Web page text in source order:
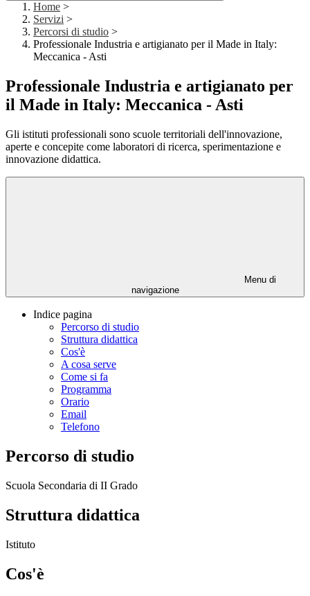
Home >
Servizi >
Percorsi di studio >
Professionale Industria e artigianato per il Made in Italy:
Meccanica - Asti
Professionale Industria e artigianato per
il Made in Italy: Meccanica - Asti
Gli istituti professionali sono scuole territoriali dell'innovazione,
aperte e concepite come laboratori di ricerca, sperimentazione e
innovazione didattica.
Menu di
navigazione
Indice pagina
Percorso di studio
Struttura didattica
Cos'è
A cosa serve
Come si fa
Programma
Orario
Email
Telefono
Percorso di studio
Scuola Secondaria di II Grado
Struttura didattica
Istituto
Cos'è